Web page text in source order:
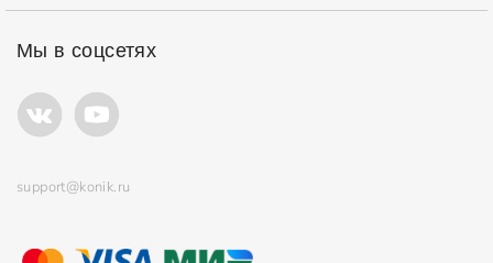
Мы в соцсетях
support@konik.ru